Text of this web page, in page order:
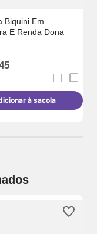
Biquini Em
E Renda Dona
à sacola